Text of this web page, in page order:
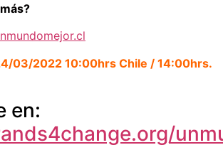
03/2022 10:00hrs Chile / 14:00hrs.
en: